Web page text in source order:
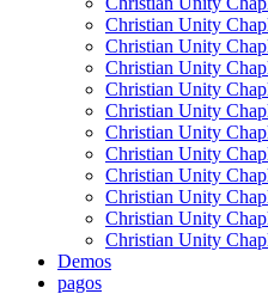
Christian Unity
Christian Unity
Christian Unity
Christian Unity
Christian Unity
Christian Unity
Christian Unity
Christian Unity
Christian Unity
Christian Unity
Christian Unity
Demos
pagos